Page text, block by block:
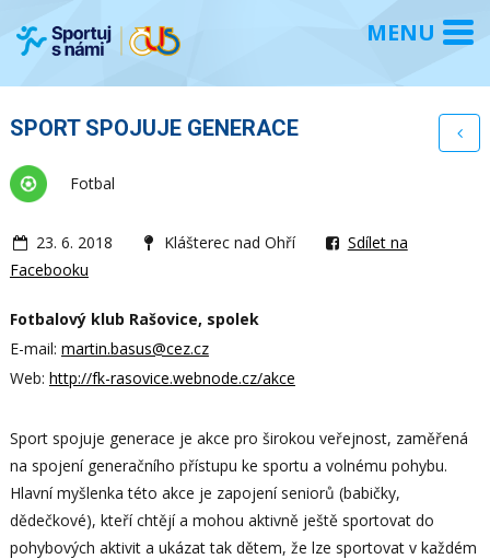
SPORT SPOJUJE GENERACE
Fotbal
23. 6. 2018 Klášterec nad Ohří
Sdílet na
Facebooku
Fotbalový klub Rašovice, spolek
E-mail: martin.basus@cez.cz
Web: http://fk-rasovice.webnode.cz/akce
Sport spojuje generace je akce pro širokou veřejnost, zaměřená
na spojení generačního přístupu ke sportu a volnému pohybu.
Hlavní myšlenka této akce je zapojení seniorů (babičky,
dědečkové), kteří chtějí a mohou aktivně ještě sportovat do
pohybových aktivit a ukázat tak dětem, že lze sportovat v každém